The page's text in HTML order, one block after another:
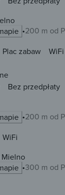
200 m od
Plac zabaw
WiFi
Bez przedpłaty
200 m od
WiFi
Pokoje i Domki Sonia Mielno
300 m od